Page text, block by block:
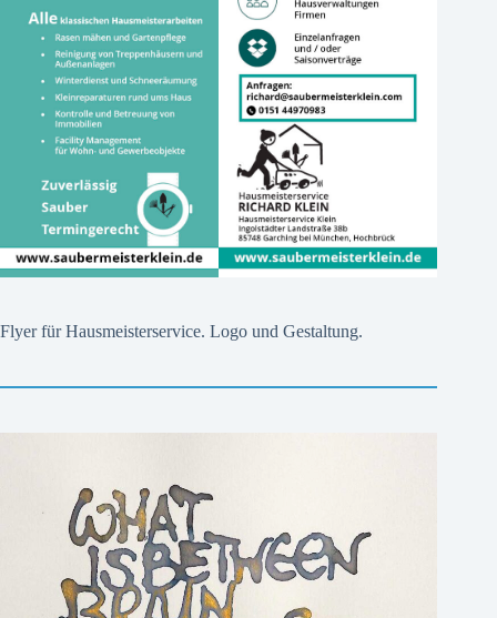
Flyer für Hausmeisterservice. Logo und Gestaltung.